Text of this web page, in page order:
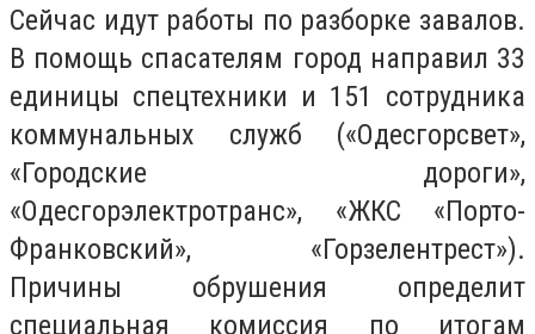
Сейчас идут работы по разборке завалов.
В помощь спасателям город направил 33
единицы спецтехники и 151 сотрудника
коммунальных служб («Одесгорсвет»,
«Городские дороги»,
«Одесгорэлектротранс», «ЖКС «Порто-
Франковский», «Горзелентрест»).
Причины обрушения определит
специальная комиссия по итогам